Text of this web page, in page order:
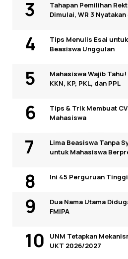
Tahapan Pemilihan
Dimulai, WR 3
Tips Menulis Esai
Beasiswa Unggulan
Mahasiswa Wajib
KKN, KP, PKL, dan PPL
Tips & Trik Membuat
Mahasiswa
Lima Beasiswa Tanpa
untuk Mahasiswa
Ini 45 Perguruan
Dua Nama Utama
FMIPA
UNM Tetapkan
UKT 2026/2027